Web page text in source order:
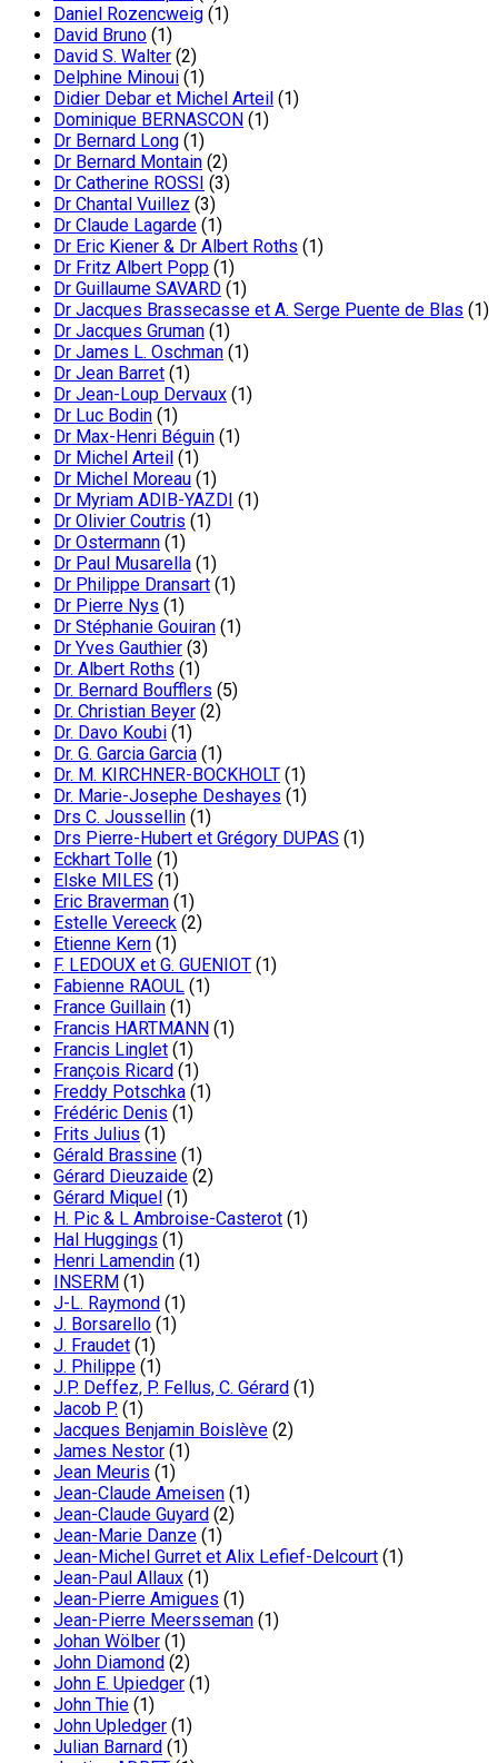
Daniel Rozencweig (1)
David Bruno (1)
David S. Walter (2)
Delphine Minoui (1)
Didier Debar et Michel Arteil (1)
Dominique BERNASCON (1)
Dr Bernard Long (1)
Dr Bernard Montain (2)
Dr Catherine ROSSI (3)
Dr Chantal Vuillez (3)
Dr Claude Lagarde (1)
Dr Eric Kiener & Dr Albert Roths (1)
Dr Fritz Albert Popp (1)
Dr Guillaume SAVARD (1)
Dr Jacques Brassecasse et A. Serge Puente de Blas (1)
Dr Jacques Gruman (1)
Dr James L. Oschman (1)
Dr Jean Barret (1)
Dr Jean-Loup Dervaux (1)
Dr Luc Bodin (1)
Dr Max-Henri Béguin (1)
Dr Michel Arteil (1)
Dr Michel Moreau (1)
Dr Myriam ADIB-YAZDI (1)
Dr Olivier Coutris (1)
Dr Ostermann (1)
Dr Paul Musarella (1)
Dr Philippe Dransart (1)
Dr Pierre Nys (1)
Dr Stéphanie Gouiran (1)
Dr Yves Gauthier (3)
Dr. Albert Roths (1)
Dr. Bernard Boufflers (5)
Dr. Christian Beyer (2)
Dr. Davo Koubi (1)
Dr. G. Garcia Garcia (1)
Dr. M. KIRCHNER-BOCKHOLT (1)
Dr. Marie-Josephe Deshayes (1)
Drs C. Joussellin (1)
Drs Pierre-Hubert et Grégory DUPAS (1)
Eckhart Tolle (1)
Elske MILES (1)
Eric Braverman (1)
Estelle Vereeck (2)
Etienne Kern (1)
F. LEDOUX et G. GUENIOT (1)
Fabienne RAOUL (1)
France Guillain (1)
Francis HARTMANN (1)
Francis Linglet (1)
François Ricard (1)
Freddy Potschka (1)
Frédéric Denis (1)
Frits Julius (1)
Gérald Brassine (1)
Gérard Dieuzaide (2)
Gérard Miquel (1)
H. Pic & L Ambroise-Casterot (1)
Hal Huggings (1)
Henri Lamendin (1)
INSERM (1)
J-L. Raymond (1)
J. Borsarello (1)
J. Fraudet (1)
J. Philippe (1)
J.P. Deffez, P. Fellus, C. Gérard (1)
Jacob P. (1)
Jacques Benjamin Boislève (2)
James Nestor (1)
Jean Meuris (1)
Jean-Claude Ameisen (1)
Jean-Claude Guyard (2)
Jean-Marie Danze (1)
Jean-Michel Gurret et Alix Lefief-Delcourt (1)
Jean-Paul Allaux (1)
Jean-Pierre Amigues (1)
Jean-Pierre Meersseman (1)
Johan Wölber (1)
John Diamond (2)
John E. Upiedger (1)
John Thie (1)
John Upledger (1)
Julian Barnard (1)